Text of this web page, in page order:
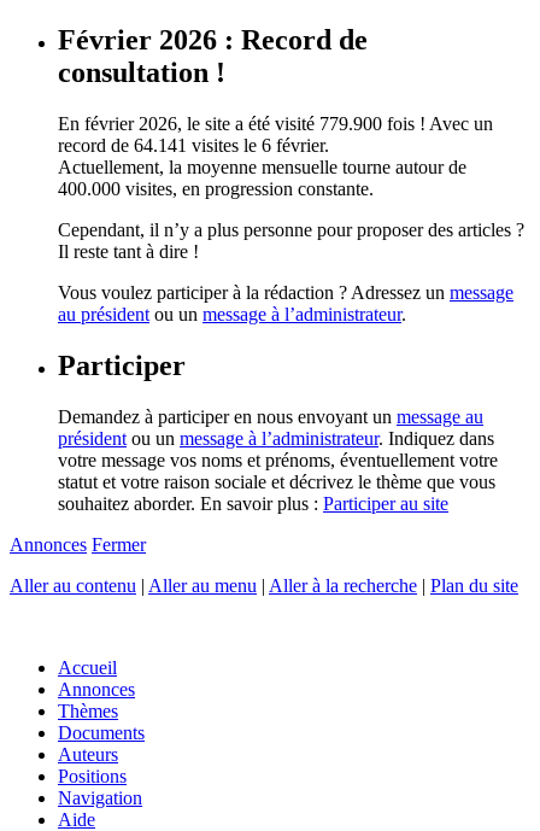
Février 2026 : Record de
consultation !
En février 2026, le site a été visité 779.900 fois ! Avec un
record de 64.141 visites le 6 février.
Actuellement, la moyenne mensuelle tourne autour de
400.000 visites, en progression constante.
Cependant, il n’y a plus personne pour proposer des articles ?
Il reste tant à dire !
Vous voulez participer à la rédaction ? Adressez un message
au président ou un message à l’administrateur.
Participer
Demandez à participer en nous envoyant un message au
président ou un message à l’administrateur. Indiquez dans
votre message vos noms et prénoms, éventuellement votre
statut et votre raison sociale et décrivez le thème que vous
souhaitez aborder. En savoir plus : Participer au site
Annonces Fermer
Aller au contenu | Aller au menu | Aller à la recherche | Plan du site
Accueil
Annonces
Thèmes
Documents
Auteurs
Positions
Navigation
Aide